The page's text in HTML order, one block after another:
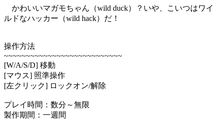
かわいいマガモちゃん（wild duck）？いや、こいつはワイ
ルドなハッカー（wild hack）だ！
操作方法
~~~~~~~~~~~~~~~~~~~~~~~~~~~
[W/A/S/D] 移動
[マウス] 照準操作
[左クリック] ロックオン/解除
プレイ時間：数分～無限
製作期間：一週間